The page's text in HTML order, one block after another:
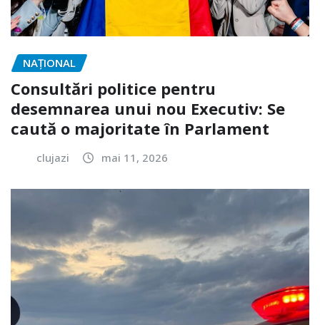
NAŢIONAL
Consultări politice pentru
desemnarea unui nou Executiv: Se
caută o majoritate în Parlament
clujazi mai 11, 2026